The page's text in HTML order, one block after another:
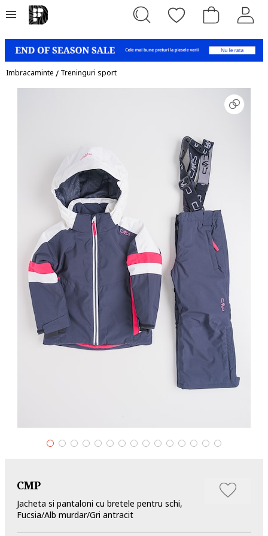
Imbracaminte / Treninguri sport
CMP
Jacheta si pantaloni cu bretele pentru schi,
Fucsia/Alb murdar/Gri antracit